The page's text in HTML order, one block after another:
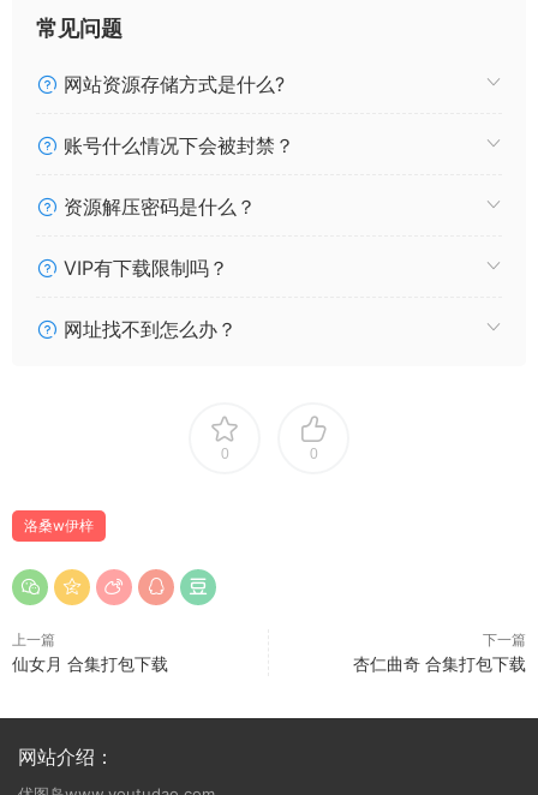
2026.05.30新增
023 洛桑w伊梓 春夏之交 [45P437MB]
2026.05.26新增
021 洛桑w伊梓 25年9月会员专属 特工稽查 [26P217MB]
020 洛桑w伊梓 圣诞兔 [30P220MB]
019 洛桑w伊梓 甜筒 [40P261MB]
018 洛桑w伊梓 25年7月会员专属 粉护士 [28P143MB]
017 洛桑w伊梓 2025年03月会员专属 学妹黄裙 [34P175MB]
016 洛桑w伊梓 2025年05月会员 猫猫+衬衫 [45P238MB]
014 洛桑w伊梓 雨后天台 [35P694MB]
011 洛桑w伊梓 女仆日记Ⅲ [28P321MB]
010 洛桑w伊梓 喜多川海梦[33P1V82MB]
008 洛桑w伊梓 升玖老师毛衣 [40P202MB]
006 洛桑w伊梓 网袜丝带兔兔 [46P4V423MB]
004 洛桑w伊梓 升玖老师 地铁吉他 [26P276MB]
003 洛桑w伊梓 暖冬日记 [32P208MB]
常见问题
网站资源存储方式是什么?
账号什么情况下会被封禁？
资源解压密码是什么？
VIP有下载限制吗？
网址找不到怎么办？
0 0
洛桑w伊梓
上一篇
仙女月 合集打包下载
下一篇
杏仁曲奇 合集打包下载
网站介绍：